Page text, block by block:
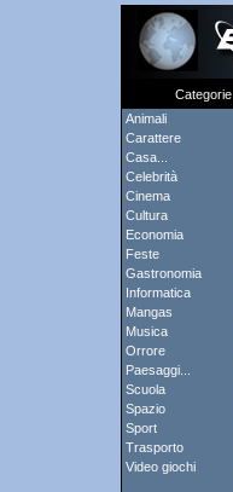
Categorie
Animali
Carattere
Casa...
Celebrità
Cinema
Cultura
Economia
Feste
Gastronomia
Informatica
Mangas
Musica
Orrore
Paesaggi...
Scuola
Spazio
Sport
Trasporto
Video giochi